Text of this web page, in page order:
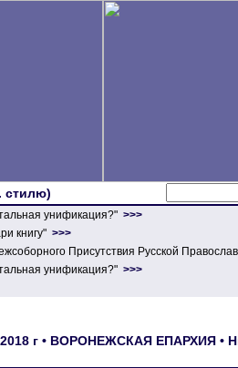
стилю)
унификация?" >>>
книгу" >>>
Присутствия Русской
унификация?" >>>
г • ВОРОНЕЖСКАЯ ЕПАРХИЯ •